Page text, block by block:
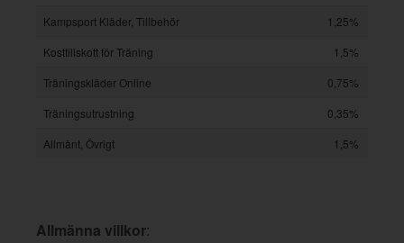
Kampsport Kläder, Tillbehör
1,25%
Kosttillskott för Träning
1,5%
Träningskläder Online
0,75%
Träningsutrustning
0,35%
Allmänt, Övrigt
1,5%
Allmänna villkor: